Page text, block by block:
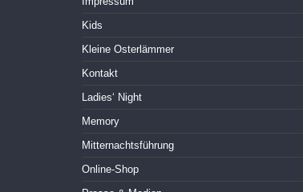
Kids
Kleine Osterlämmer
Kontakt
Ladies‘ Night
Memory
Mitternachtsführung
Online-Shop